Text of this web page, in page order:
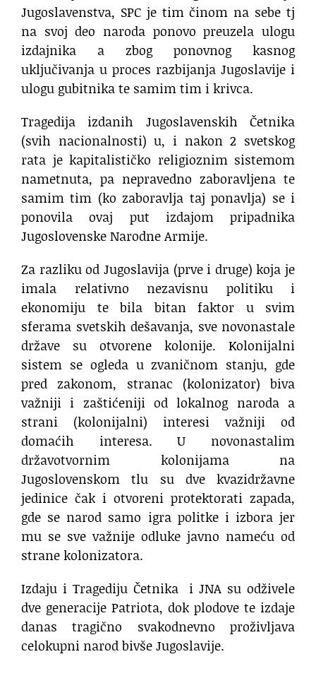
Jugoslavenstva, SPC je tim činom na sebe tj
na svoj deo naroda ponovo preuzela ulogu
izdajnika a zbog ponovnog kasnog
uključivanja u proces razbijanja Jugoslavije i
ulogu gubitnika te samim tim i krivca.
Tragedija izdanih Jugoslavenskih Četnika
(svih nacionalnosti) u, i nakon 2 svetskog
rata je kapitalističko religioznim sistemom
nametnuta, pa nepravedno zaboravljena te
samim tim (ko zaboravlja taj ponavlja) se i
ponovila ovaj put izdajom pripadnika
Jugoslovenske Narodne Armije.
Za razliku od Jugoslavija (prve i druge) koja je
imala relativno nezavisnu politiku i
ekonomiju te bila bitan faktor u svim
sferama svetskih dešavanja, sve novonastale
države su otvorene kolonije. Kolonijalni
sistem se ogleda u zvaničnom stanju, gde
pred zakonom, stranac (kolonizator) biva
važniji i zaštićeniji od lokalnog naroda a
strani (kolonijalni) interesi važniji od
domaćih interesa. U novonastalim
državotvornim kolonijama na
Jugoslovenskom tlu su dve kvazidržavne
jedinice čak i otvoreni protektorati zapada,
gde se narod samo igra politke i izbora jer
mu se sve važnije odluke javno nameću od
strane kolonizatora.
Izdaju i Tragediju Četnika i JNA su odživele
dve generacije Patriota, dok plodove te izdaje
danas tragično svakodnevno proživljava
celokupni narod bivše Jugoslavije.